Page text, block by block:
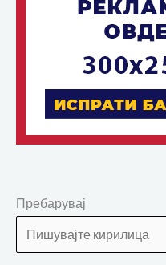
Пребарувај